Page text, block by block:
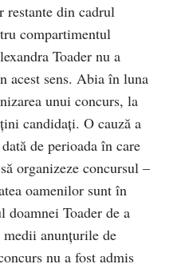
restante din cadrul
compartimentul
Toader nu a
acest sens. Abia în luna
unui concurs, la
candidați. O cauză a
de perioada în care
organizeze concursul –
oamenilor sunt în
doamnei Toader de a
anunțurile de
nu a fost admis